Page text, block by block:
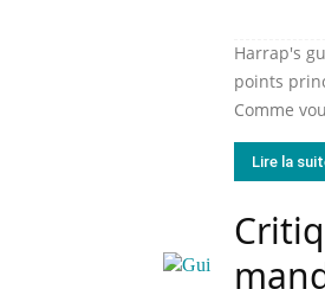
Harrap's
points
Comme
Lire la